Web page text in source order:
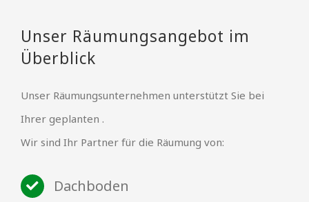
Unser Räumungsangebot im
Überblick
Unser Räumungsunternehmen unterstützt Sie bei
Ihrer geplanten .
Wir sind Ihr Partner für die Räumung von:
Dachboden